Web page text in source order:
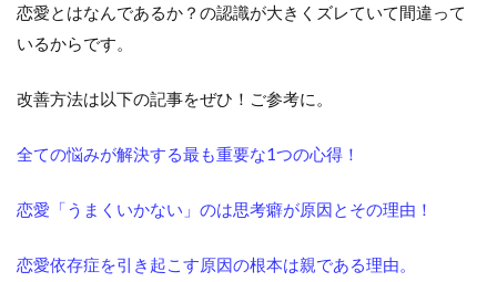
恋愛とはなんであるか？の認識が大きくズレていて間違って
いるからです。
改善方法は以下の記事をぜひ！ご参考に。
全ての悩みが解決する最も重要な1つの心得！
恋愛「うまくいかない」のは思考癖が原因とその理由！
恋愛依存症を引き起こす原因の根本は親である理由。